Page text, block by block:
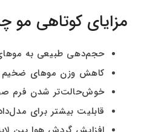
مزایای کوتاهی مو
حجم‌دهی طبیعی به
کاهش وزن موهای ضخیم
خوش‌حالت‌تر شدن فرم
قابلیت بیشتر برای